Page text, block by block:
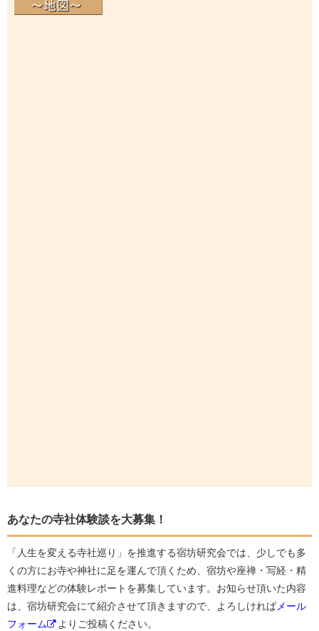
あなたの寺社体験談を大募集！
「人生を変える寺社巡り」を推進する宿坊研究会では、少しでも多
くの方にお寺や神社に足を運んで頂くため、宿坊や座禅・写経・精
進料理などの体験レポートを募集しています。お知らせ頂いた内容
は、宿坊研究会にて紹介させて頂きますので、よろしければメール
フォーム
よりご投稿ください。